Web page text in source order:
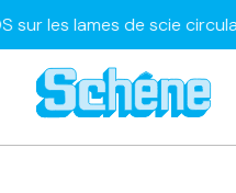
les lames de scie